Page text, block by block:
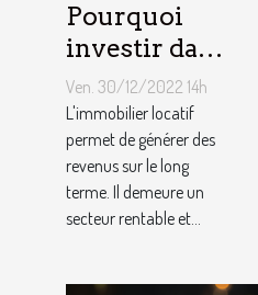
Pourquoi
investir dans
l'immobilier
?
Ven. 30/12/2022 14h
L'immobilier locatif
permet de générer des
revenus sur le long
terme. Il demeure un
secteur rentable et...